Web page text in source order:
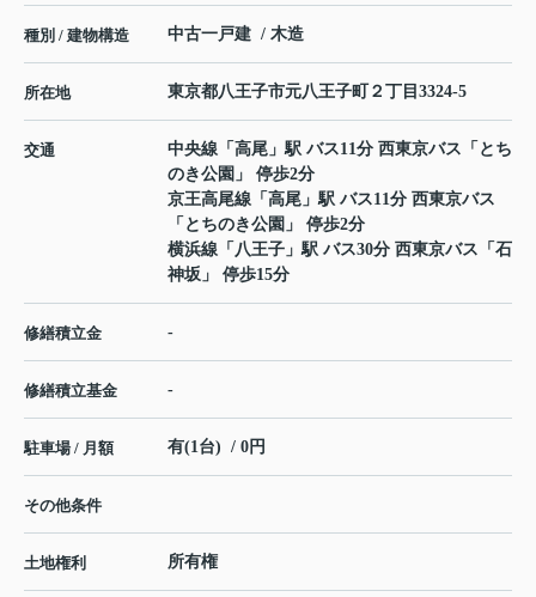
種別 / 建物構造 中古一戸建 / 木造
所在地 東京都八王子市元八王子町 ２丁目3324-5
交通 中央線 「 高尾 」駅 バス11分 西東京バス「とち
のき公園」 停歩2分
京王高尾線 「 高尾 」駅 バス11分 西東京バス
「とちのき公園」 停歩2分
横浜線 「 八王子 」駅 バス30分 西東京バス「石
神坂」 停歩15分
修繕積立金 -
修繕積立基金 -
駐車場 / 月額 有(1台) / 0円
その他条件
土地権利 所有権